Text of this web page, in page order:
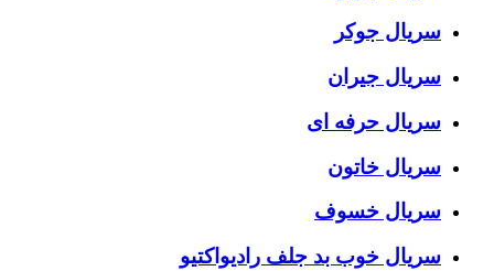
سریال جوکر
سریال جیران
سریال حرفه ای
سریال خاتون
سریال خسوف
سریال خوب بد جلف رادیواکتیو